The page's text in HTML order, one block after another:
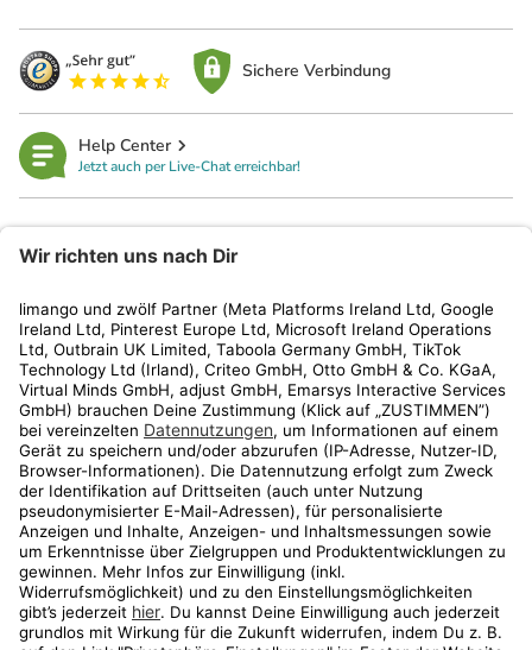
Sichere Verbindung
Help Center
Jetzt auch per Live-Chat erreichbar!
Kundenservice
Shop
Aktionen
Travel